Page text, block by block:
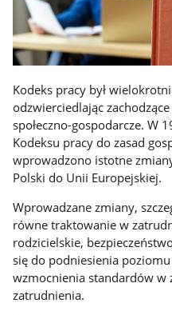
Kodeks pracy był
odzwierciedlając
społeczno-gospodarcze. W
Kodeksu pracy do zasad
wprowadzono istotne
Polski do Unii Europejskiej.
Wprowadzane zmiany,
równe traktowanie w
rodzicielskie,
się do podniesienia
wzmocnienia standardów w
zatrudnienia.